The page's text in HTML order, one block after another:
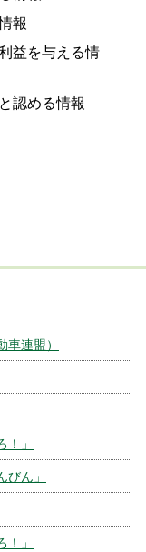
報
益を与える情
認める情報
連盟）
」
ん」
」